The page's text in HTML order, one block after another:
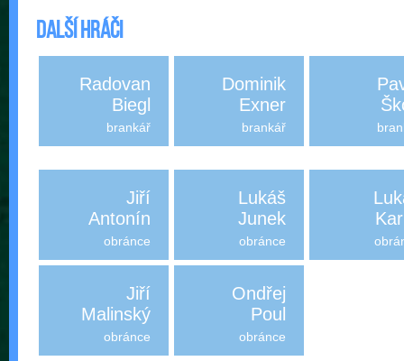
Další hráči
Radovan
Biegl
brankář
Dominik
Exner
brankář
Jiří
Antonín
obránce
Lukáš
Junek
obránce
Jiří
Malinský
obránce
Ondřej
Poul
obránce